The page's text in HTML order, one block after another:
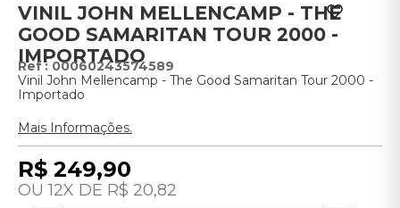
VINIL JOHN MELLENCAMP - THE
GOOD SAMARITAN TOUR 2000 -
IMPORTADO
: 00060243574589
Vinil John Mellencamp - The Good Samaritan Tour 2000 -
Importado
Mais Informações.
R$ 249,90
12 R$ 20,82